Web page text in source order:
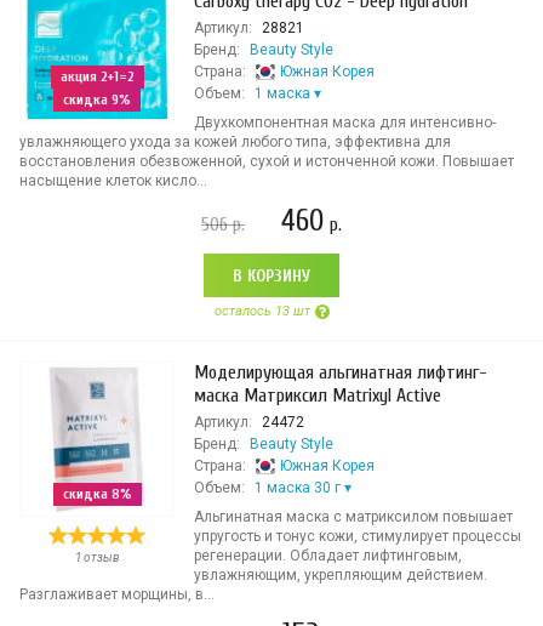
акция 2+1=2
скидка 9%
Артикул:
28821
Бренд:
Beauty Style
Страна:
Южная Корея
Объем:
1 маска
Двухкомпонентная маска для интенсивно-
увлажняющего ухода за кожей любого типа, эффективна для
восстановления обезвоженной, сухой и истонченной кожи. Повышает
насыщение клеток кисло...
506р. 460 р.
В КОРЗИНУ
осталось 13 шт
скидка 8%
1 отзыв
Моделирующая альгинатная лифтинг-
маска Матриксил Matrixyl Active
Артикул:
24472
Бренд:
Beauty Style
Страна:
Южная Корея
Объем:
1 маска 30 г
Альгинатная маска с матриксилом повышает
упругость и тонус кожи, стимулирует процессы
регенерации. Обладает лифтинговым,
увлажняющим, укрепляющим действием.
Разглаживает морщины, в...